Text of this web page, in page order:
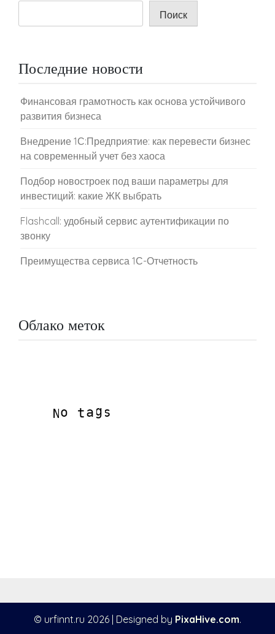
Поиск
Последние новости
Финансовая грамотность как основа устойчивого
развития бизнеса
Внедрение 1С:Предприятие: как перевести бизнес
на современный учет без хаоса
Подбор новостроек под ваши параметры для
инвестиций: какие ЖК выбрать
Flashcall: удобный сервис аутентификации по
звонку
Преимущества сервиса 1С-Отчетность
Облако меток
© urfinnt.ru 2026 | Designed by PixaHive.com.